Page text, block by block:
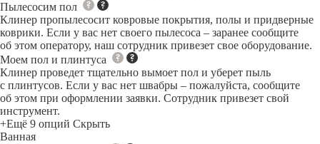
Пылесосим пол
Клинер пропылесосит ковровые покрытия, полы и придверные
коврики. Если у вас нет своего пылесоса – заранее сообщите
об этом оператору, наш сотрудник привезет свое оборудование.
Моем пол и плинтуса
Клинер проведет тщательно вымоет пол и уберет пыль
с плинтусов. Если у вас нет швабры – пожалуйста, сообщите
об этом при оформлении заявки. Сотрудник привезет свой
инструмент.
+Ещё 9 опций Скрыть
Ванная